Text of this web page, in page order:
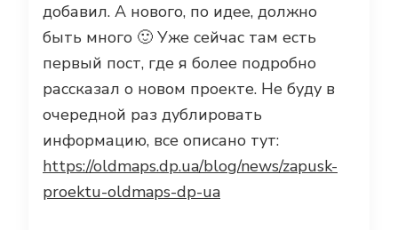
добавил. А нового, по идее, должно
быть много 🙂 Уже сейчас там есть
первый пост, где я более подробно
рассказал о новом проекте. Не буду в
очередной раз дублировать
информацию, все описано тут:
https://oldmaps.dp.ua/blog/news/zapusk-
proektu-oldmaps-dp-ua